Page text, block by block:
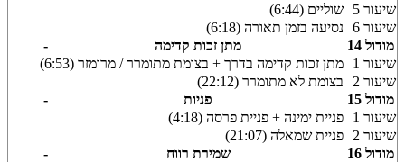
שיעור 5
שוליים (6:44)
שיעור 6
נסיעה בזמן תאורה (6:18)
מודול 14
מתן זכות קדימה
-
שיעור 1
מתן זכות קדימה בדרך + בצומת מתומרר / מרומזר (6:53)
שיעור 2
בצומת לא מתומרר (22:12)
מודול 15
פניות
-
שיעור 1
פניית ימינה + פניית פרסה (4:18)
שיעור 2
פניית שמאלה (21:07)
מודול 16
שמירת רווח
-